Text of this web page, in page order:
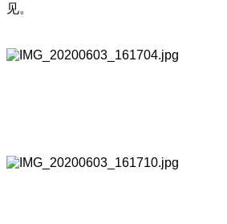
见。